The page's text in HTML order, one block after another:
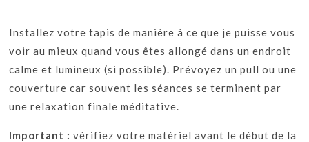
Installez votre tapis de manière à ce que je puisse vous
voir au mieux quand vous êtes allongé dans un endroit
calme et lumineux (si possible). Prévoyez un pull ou une
couverture car souvent les séances se terminent par
une relaxation finale méditative.
Important : vérifiez votre matériel avant le début de la